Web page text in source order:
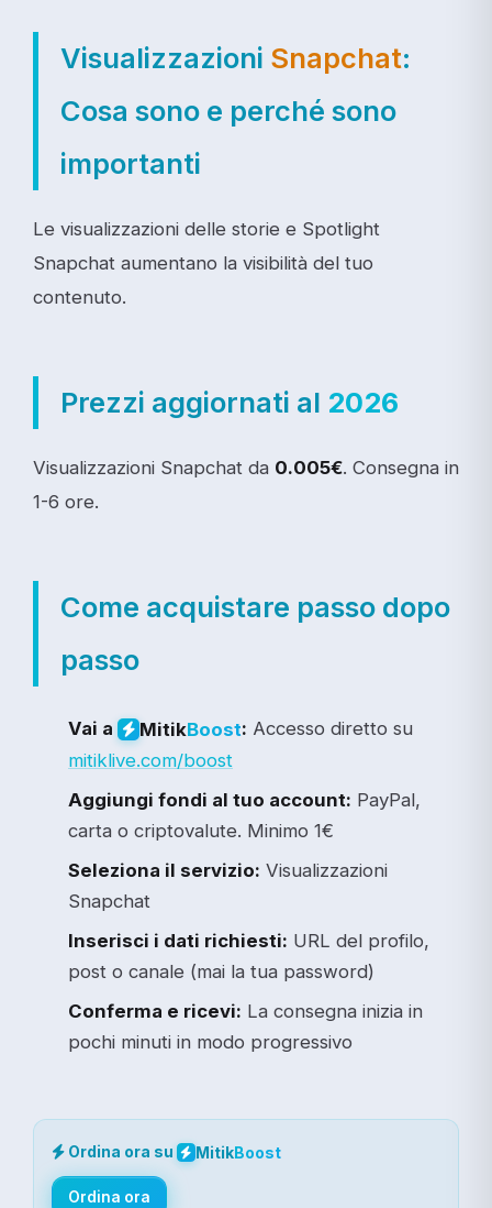
Visualizzazioni Snapchat:
Cosa sono e perché sono
importanti
Le visualizzazioni delle storie e Spotlight
Snapchat aumentano la visibilità del tuo
contenuto.
Prezzi aggiornati al 2026
Visualizzazioni Snapchat da 0.005€. Consegna in
1-6 ore.
Come acquistare passo dopo
passo
Vai a MitikBoost: Accesso diretto su
mitiklive.com/boost
Aggiungi fondi al tuo account: PayPal,
carta o criptovalute. Minimo 1€
Seleziona il servizio: Visualizzazioni
Snapchat
Inserisci i dati richiesti: URL del profilo,
post o canale (mai la tua password)
Conferma e ricevi: La consegna inizia in
pochi minuti in modo progressivo
Ordina ora su MitikBoost
Ordina ora